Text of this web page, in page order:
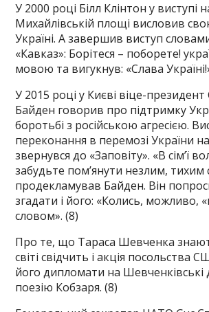
У 2000 році Білл Клінтон у виступі
Михайлівській площі висловив
Україні. А завершив виступ
«Кавказ»: Борітеся – поборете!
мовою та вигукнув: «Слава
У 2015 році у Києві віце-
Байден говорив про підтримку
боротьбі з російською агресією.
переконання в перемозі України
звернувся до «Заповіту». «В сім’ї
забудьте пом’янути незлим, тихим
продекламував Байден. Він
згадати і його: «Колись, можливо,
словом». (8)
Про те, що Тараса Шевченка
світі свідчить і акція посольства
його дипломати на Шевченківські
поезію Кобзаря. (8)